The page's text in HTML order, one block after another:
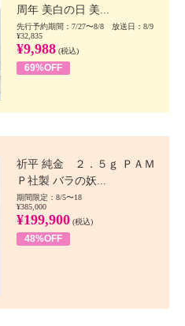
周年 美白の日 美...
先行予約期間：7/27〜8/8 放送日：8/9
¥32,835
¥9,988 (税込)
69%OFF
祈平 純金 ２．５ｇ ＰＡＭ
Ｐ社製 バラの妖...
期間限定：8/5〜18
¥385,000
¥199,900 (税込)
48%OFF